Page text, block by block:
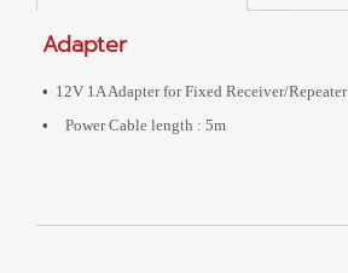
Adapter
• 12V 1A Adapter for Fixed Receiver/Repeater
•
Power Cable length : 5m